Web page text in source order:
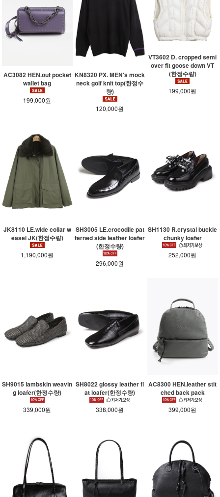
AC3082 HEN.out pocket
wallet bag
199,000원
KN8320 PX. MEN's mock
neck golf knit top(한정수
량)
120,000원
VT3602 D. cropped semi
over fit goose down VT
(한정수량)
199,000원
JK8110 LE.wide collar w
easel JK(한정수량)
1,190,000원
SH3005 LE.crocodile pat
terned side leather loafer
(한정수량)
296,000원
SH1130 R.crystal buckle
chunky loafer
252,000원
SH9015 lambskin weavin
g loafer(한정수량)
339,000원
SH8022 glossy leather fl
at loafer(한정수량)
338,000원
AC8300 HEN.leather stit
ched back pack
399,000원